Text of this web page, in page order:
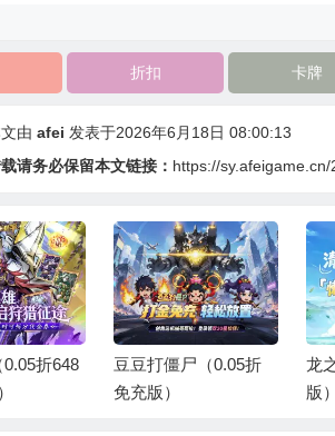
折扣 卡牌
由 afei 发表于2026年6月18日 08:00:13
请务必保留本文链接： https://
折648
豆豆打僵尸（0.05折
免充版）
龙
版）